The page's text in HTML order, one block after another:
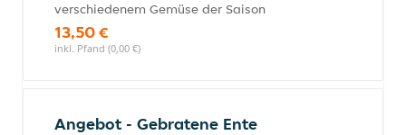
verschiedenem Gemüse der Saison
13,50 €
inkl. Pfand (0,00 €)
Angebot - Gebratene Ente